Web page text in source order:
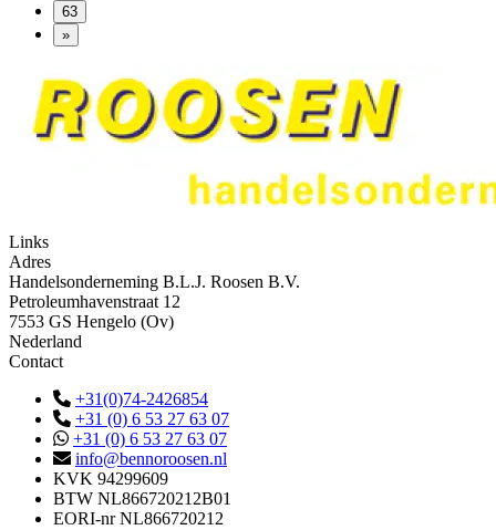
63
»
Links
Adres
Handelsonderneming B.L.J. Roosen B.V.
Petroleumhavenstraat 12
7553 GS Hengelo (Ov)
Nederland
Contact
+31(0)74-2426854
+31 (0) 6 53 27 63 07
+31 (0) 6 53 27 63 07
info@bennoroosen.nl
KVK 94299609
BTW NL866720212B01
EORI-nrNL866720212